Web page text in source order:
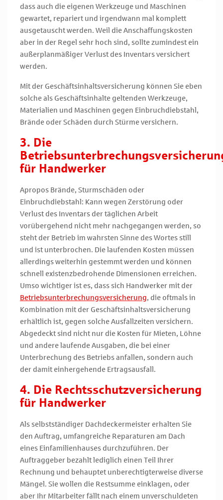
dass auch die eigenen Werkzeuge und Maschinen
gewartet, repariert und irgendwann mal komplett
ausgetauscht werden. Weil die Anschaffungskosten
aber in der Regel sehr hoch sind, sollte zumindest ein
außerplanmäßiger Verlust des Inventars versichert
werden.
Mit der Geschäftsinhaltsversicherung können Sie eben
solche als Geschäftsinhalte geltenden Werkzeuge,
Materialien und Maschinen gegen Einbruchdiebstahl,
Brände oder Schäden durch Stürme versichern.
3. Die
für Handwerker
Apropos Brände, Sturmschäden oder
Einbruchdiebstahl: Kann wegen Zerstörung oder
Verlust des Inventars der täglichen Arbeit
vorübergehend nicht mehr nachgegangen werden, so
steht der Betrieb im wahrsten Sinne des Wortes still
und ist unterbrochen. Die laufenden Kosten müssen
allerdings weiterhin gestemmt werden und können
schnell existenzbedrohende Dimensionen erreichen.
Umso wichtiger ist es, dass sich Handwerker mit der
Betriebsunterbrechungsversicherung, die oftmals in
Kombination mit der Geschäftsinhaltsversicherung
erhältlich ist, gegen solche Ausfallzeiten versichern.
Abgedeckt sind nicht nur die Kosten für Mieten, Löhne
und andere laufende Ausgaben, die bei einer
Unterbrechung des Betriebs anfallen, sondern auch
der damit einhergehende Ertragsausfall.
4. Die Rechtsschutzversicherung
für Handwerker
Als selbstständiger Dachdeckermeister erhalten Sie
den Auftrag, umfangreiche Reparaturen am Dach
eines Einfamilienhauses durchzuführen. Der
Auftraggeber bezahlt lediglich einen Teil Ihrer
Rechnung und behauptet unberechtigterweise diverse
Mängel. Sie wollen die Restsumme einklagen, oder
aber Ihr Mitarbeiter fällt nach einem unverschuldeten